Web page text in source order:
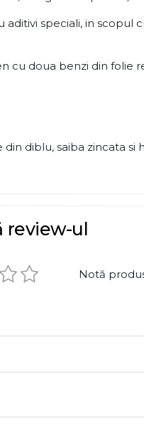
speciali, in scopul
cu doua benzi din folie
diblu, saiba zincata si
review-ul
Notă